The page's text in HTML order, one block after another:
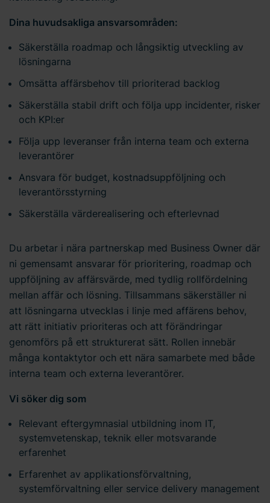
Dina huvudsakliga ansvarsområden:
Säkerställa roadmap och långsiktig utveckling av
lösningarna
Omsätta affärsbehov till prioriterad backlog
Säkerställa stabil drift och följa upp incidenter, risker
och KPI:er
Följa upp leveranser från interna team och externa
leverantörer
Ansvara för budget, kostnadsuppföljning och
leverantörsstyrning
Säkerställa värderealisering och efterlevnad
Du arbetar i nära partnerskap med Business Owner där
ni gemensamt ansvarar för prioritering, roadmap och
uppföljning av affärsvärde, med tydlig rollfördelning
mellan affär och lösning. Tillsammans säkerställer ni
att lösningarna utvecklas i linje med affärens behov,
att rätt initiativ prioriteras och att förändringar
genomförs på ett strukturerat sätt. Rollen innebär
många kontaktytor och ett nära samarbete med både
interna team och externa leverantörer.
Vi söker dig som
Relevant eftergymnasial utbildning inom IT,
systemvetenskap, teknik eller motsvarande
erfarenhet
Erfarenhet av applikationsförvaltning,
systemförvaltning eller service delivery management